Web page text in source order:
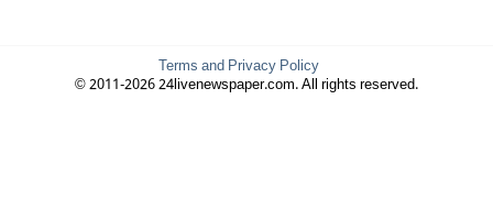
Terms and Privacy Policy
© 2011-2026 24livenewspaper.com. All rights reserved.